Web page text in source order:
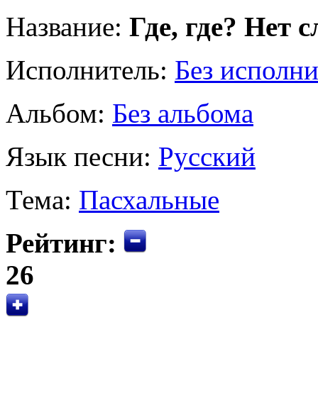
Название: Где, где? Нет
Исполнитель: Без
Альбом: Без альбома
Язык песни: Русский
Тема: Пасхальные
Рейтинг:
26